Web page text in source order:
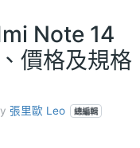
Note 14
價格及規格
張里歐 Leo 總編輯